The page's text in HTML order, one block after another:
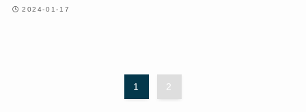
2024-01-17
1 2